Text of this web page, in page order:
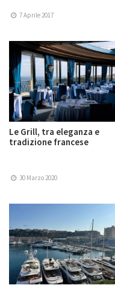
7 Aprile 2017
Le Grill, tra eleganza e
tradizione francese
30 Marzo 2020